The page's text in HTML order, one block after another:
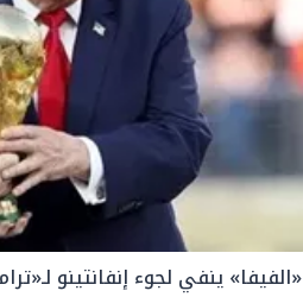
«الفيفا» ينفي لجوء إنفانتينو